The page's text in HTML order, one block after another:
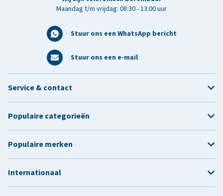
Maandag t/m vrijdag: 08:30 - 13:00 uur
Stuur ons een WhatsApp bericht
Stuur ons een e-mail
Service & contact
Populaire categorieën
Populaire merken
Internationaal